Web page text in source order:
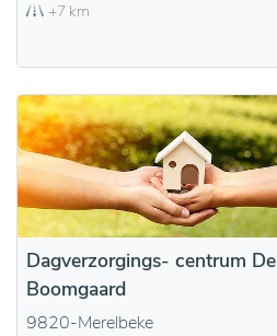
+7 km
Dagverzorgings- centrum De
Boomgaard
9820-Merelbeke